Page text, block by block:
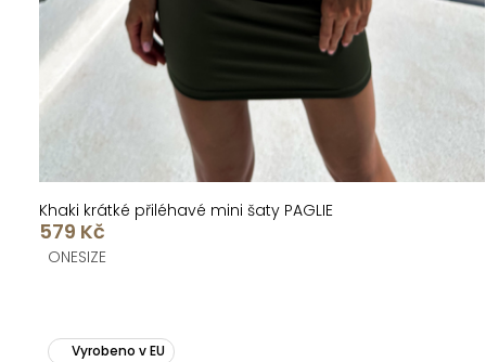
Khaki krátké přiléhavé mini šaty PAGLIE
579 Kč
ONESIZE
Vyrobeno v EU